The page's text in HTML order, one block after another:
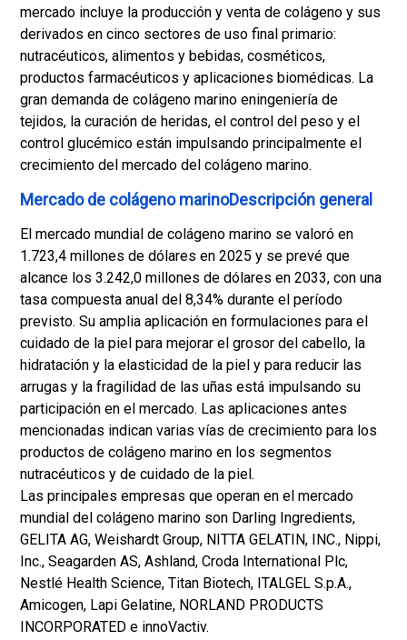
mercado incluye la producción y venta de colágeno y sus
derivados en cinco sectores de uso final primario:
nutracéuticos, alimentos y bebidas, cosméticos,
productos farmacéuticos y aplicaciones biomédicas. La
gran demanda de colágeno marino eningeniería de
tejidos, la curación de heridas, el control del peso y el
control glucémico están impulsando principalmente el
crecimiento del mercado del colágeno marino.
Mercado de colágeno marinoDescripción general
El mercado mundial de colágeno marino se valoró en
1.723,4 millones de dólares en 2025 y se prevé que
alcance los 3.242,0 millones de dólares en 2033, con una
tasa compuesta anual del 8,34% durante el período
previsto. Su amplia aplicación en formulaciones para el
cuidado de la piel para mejorar el grosor del cabello, la
hidratación y la elasticidad de la piel y para reducir las
arrugas y la fragilidad de las uñas está impulsando su
participación en el mercado. Las aplicaciones antes
mencionadas indican varias vías de crecimiento para los
productos de colágeno marino en los segmentos
nutracéuticos y de cuidado de la piel.
Las principales empresas que operan en el mercado
mundial del colágeno marino son Darling Ingredients,
GELITA AG, Weishardt Group, NITTA GELATIN, INC., Nippi,
Inc., Seagarden AS, Ashland, Croda International Plc,
Nestlé Health Science, Titan Biotech, ITALGEL S.p.A.,
Amicogen, Lapi Gelatine, NORLAND PRODUCTS
INCORPORATED e innoVactiv.